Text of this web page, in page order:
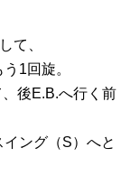
て、
1回旋。
後E.B.へ行く前
ング（S）へと